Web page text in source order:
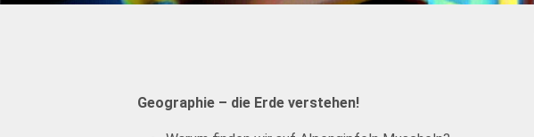
Geographie – die Erde verstehen!